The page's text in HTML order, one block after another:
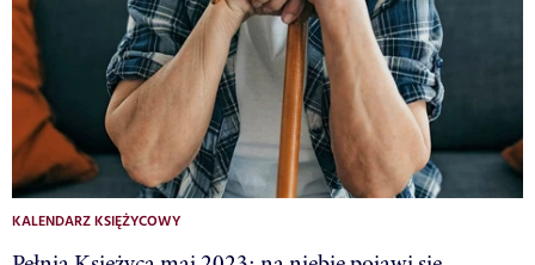
KALENDARZ KSIĘŻYCOWY